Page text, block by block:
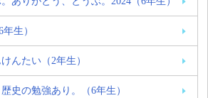
生）
んたい（2年生）
史の勉強あり。（6年生）